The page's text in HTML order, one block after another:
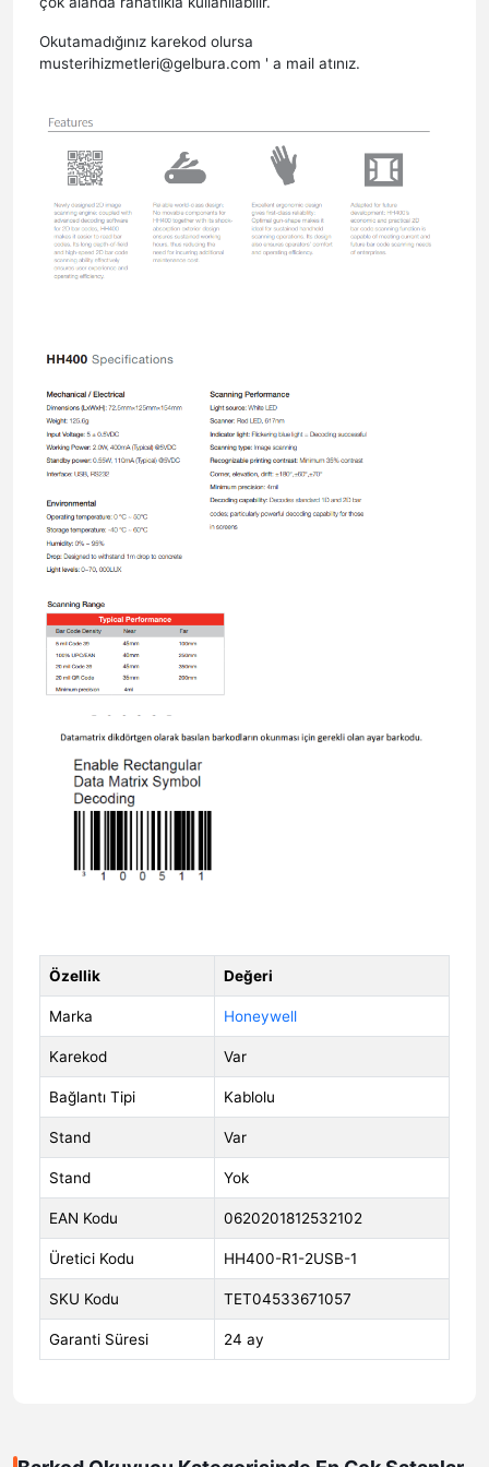
Okutamadığınız karekod olursa
musterihizmetleri@gelbura.com ' a mail atınız.
Özellik Değeri
Marka Honeywell
Karekod Var
Bağlantı Tipi Kablolu
Stand Var
Stand Yok
EAN Kodu 0620201812532102
Üretici Kodu HH400-R1-2USB-1
SKU Kodu TET04533671057
Garanti Süresi 24 ay